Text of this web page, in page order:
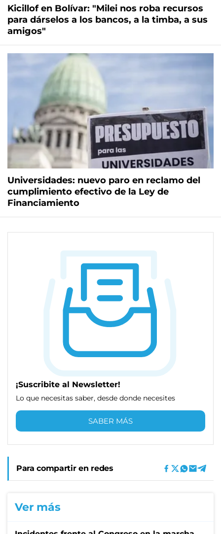
Kicillof en Bolívar: "Milei nos roba recursos
para dárselos a los bancos, a la timba, a sus
amigos"
Universidades: nuevo paro en reclamo del
cumplimiento efectivo de la Ley de
Financiamiento
¡Suscribite al Newsletter!
Lo que necesitas saber, desde donde necesites
SABER MÁS
Para compartir en redes
Ver más